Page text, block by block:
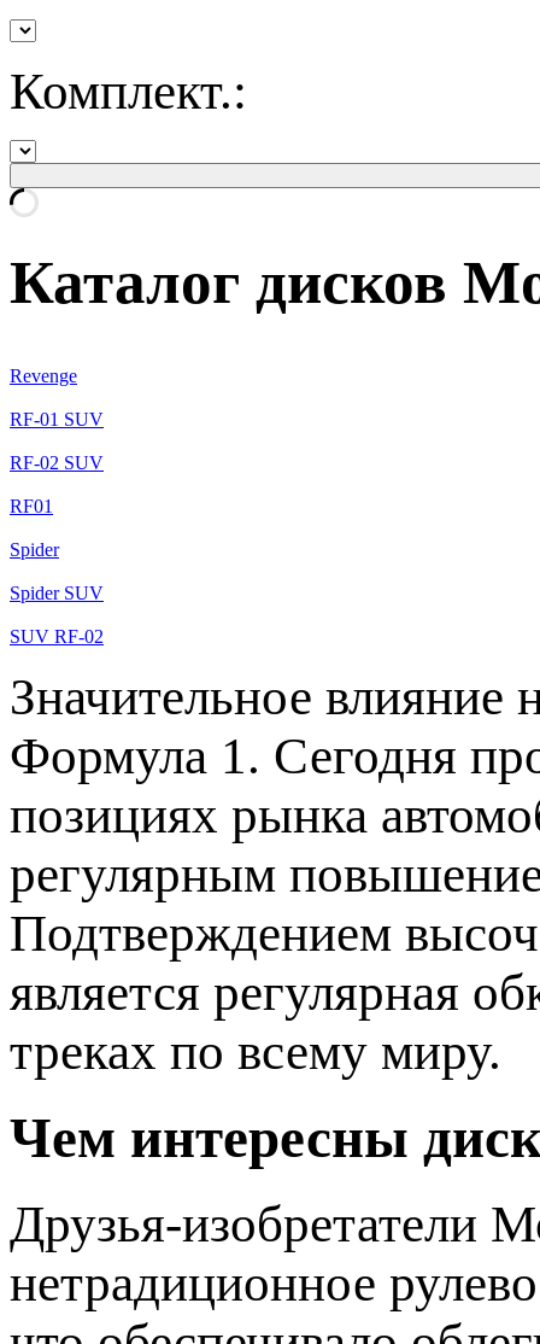
Комплект.:
Каталог дисков
Revenge
RF-01 SUV
RF-02 SUV
RF01
Spider
Spider SUV
SUV RF-02
Значительное влияние
Формула 1. Сегодня
позициях рынка
регулярным
Подтверждением
является регулярная
треках по всему миру.
Чем интересны
Друзья-изобретатели
нетрадиционное